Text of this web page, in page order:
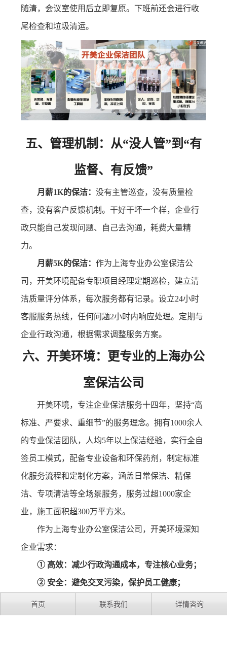
随清，会议室使用后立即复原。下班前还会进行收
尾检查和垃圾清运。
五、管理机制：从“没人管”到“有
监督、有反馈”
月薪1K的保洁： 没有主管巡查，没有质量检
查，没有客户反馈机制。干好干坏一个样，企业行
政只能自己发现问题、自己去沟通，耗费大量精
力。
月薪5K的保洁： 作为上海专业办公室保洁公
司，开美环境配备专职项目经理定期巡检，建立清
洁质量评分体系，每次服务都有记录。设立24小时
客服服务热线，任何问题2小时内响应处理。定期与
企业行政沟通，根据需求调整服务方案。
六、开美环境：更专业的上海办公
室保洁公司
开美环境，专注企业保洁服务十四年，坚持“高
标准、严要求、重细节”的服务理念。拥有1000余人
的专业保洁团队，人均5年以上保洁经验，实行全自
签员工模式，配备专业设备和环保药剂，制定标准
化服务流程和定制化方案，涵盖日常保洁、精保
洁、专项清洁等全场景服务，服务过超1000家企
业，施工面积超300万平方米。
作为上海专业办公室保洁公司，开美环境深知
企业需求：
① 高效： 减少行政沟通成本，专注核心业务；
② 安全： 避免交叉污染，保护员工健康；
③ 专业：从细节提升企业形象，增强客户信
任。
首页 联系我们 详情咨询